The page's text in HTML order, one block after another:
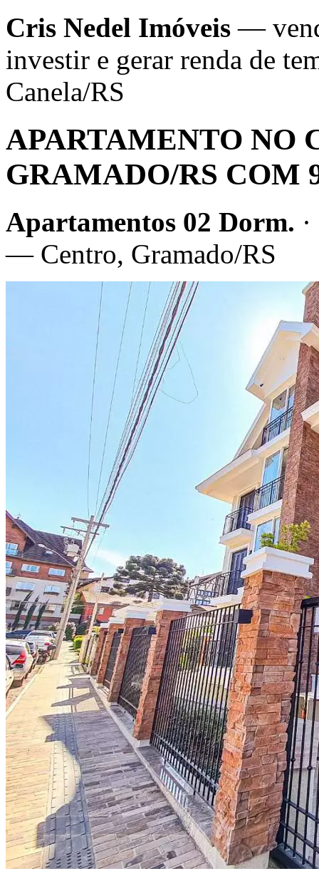
Cris Nedel Imóveis —
investir e gerar renda de
Canela/RS
APARTAMENTO NO
GRAMADO/RS COM
Apartamentos 02 Dorm.
— Centro, Gramado/RS